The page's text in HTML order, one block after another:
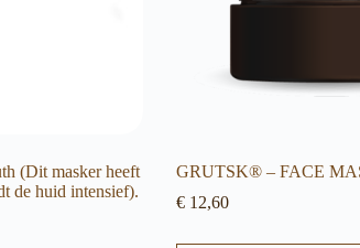
(Dit masker heeft
de huid intensief).
GRUTSK® – FACE
€12,60